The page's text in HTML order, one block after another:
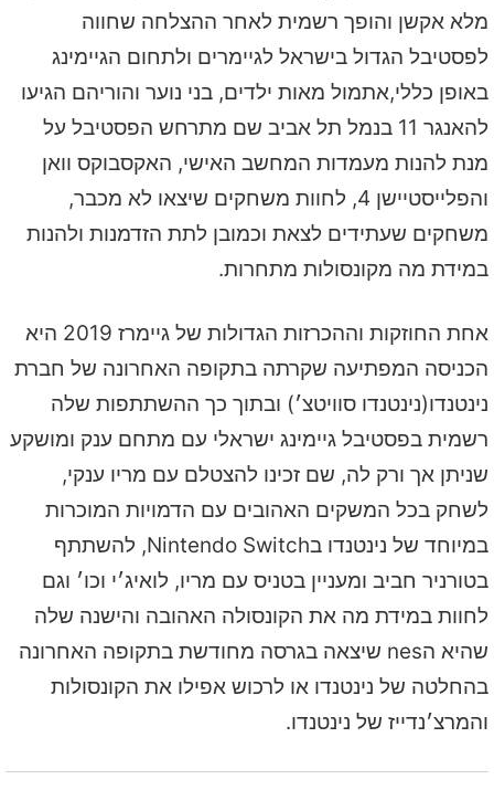
מלא אקשן והופך רשמית לאחר ההצלחה שחווה
לפסטיבל הגדול בישראל לגיימרים ולתחום הגיימינג
באופן כללי,אתמול מאות ילדים, בני נוער והוריהם הגיעו
להאנגר 11 בנמל תל אביב שם מתרחש הפסטיבל על
מנת להנות מעמדות המחשב האישי, האקסבוקס וואן
והפלייסטיישן 4, לחוות משחקים שיצאו לא מכבר,
משחקים שעתידים לצאת וכמובן לתת הזדמנות ולהנות
במידת מה מקונסולות מתחרות.
אחת החוזקות וההכרזות הגדולות של גיימרז 2019 היא
הכניסה המפתיעה שקרתה בתקופה האחרונה של חברת
נינטנדו(נינטנדו סוויטצ׳) ובתוך כך ההשתתפות שלה
רשמית בפסטיבל גיימינג ישראלי עם מתחם ענק ומושקע
שניתן אך ורק לה, שם זכינו להצטלם עם מריו ענקי,
לשחק בכל המשקים האהובים עם הדמויות המוכרות
במיוחד של נינטנדו בNintendo Switch, להשתתף
בטורניר חביב ומעניין בטניס עם מריו, לואיג׳י וכו׳ וגם
לחוות במידת מה את הקונסולה האהובה והישנה שלה
שהיא הnes שיצאה בגרסה מחודשת בתקופה האחרונה
בהחלטה של נינטנדו או לרכוש אפילו את הקונסולות
והמרצ׳נדייז של נינטנדו.